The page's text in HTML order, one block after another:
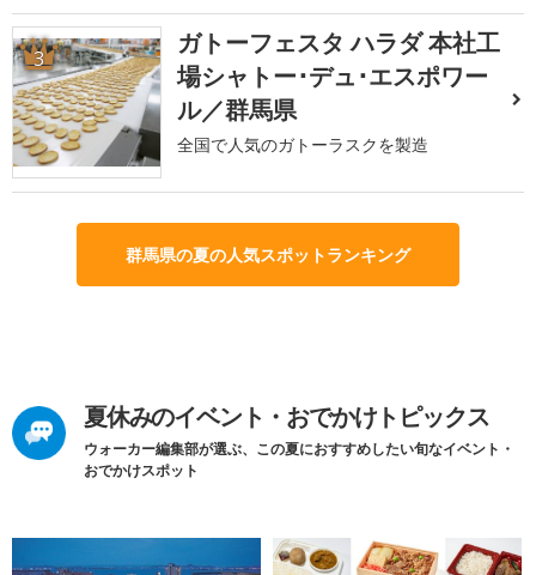
3
ガトーフェスタ ハラダ 本社工
場シャトー･デュ･エスポワー
ル／群馬県
全国で人気のガトーラスクを製造
群馬県の夏の人気スポットランキング
夏休みのイベント・おでかけトピックス
ウォーカー編集部が選ぶ、この夏におすすめしたい旬なイベント・
おでかけスポット